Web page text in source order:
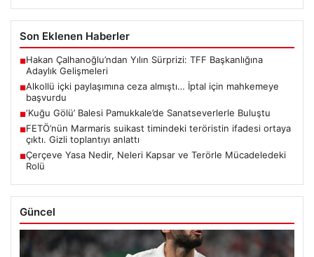
Son Eklenen Haberler
■Hakan Çalhanoğlu’ndan Yılın Sürprizi: TFF Başkanlığına
Adaylık Gelişmeleri
■Alkollü içki paylaşımına ceza almıştı… İptal için mahkemeye
başvurdu
■‘Kuğu Gölü’ Balesi Pamukkale’de Sanatseverlerle Buluştu
■FETÖ’nün Marmaris suikast timindeki teröristin ifadesi ortaya
çıktı. Gizli toplantıyı anlattı
■Çerçeve Yasa Nedir, Neleri Kapsar ve Terörle Mücadeledeki
Rolü
Güncel